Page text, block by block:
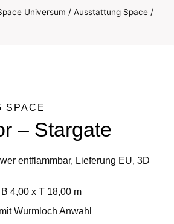
Universum / Ausstattung Space /
SPACE
– Stargate
entflammbar, Lieferung EU, 3D
4,00 x T 18,00 m
Wurmloch Anwahl